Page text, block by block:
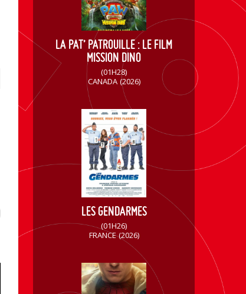
LA PAT’ PATROUILLE : LE FILM
MISSION DINO
(01H28)
CANADA (2026)
LES GENDARMES
(01H26)
FRANCE (2026)